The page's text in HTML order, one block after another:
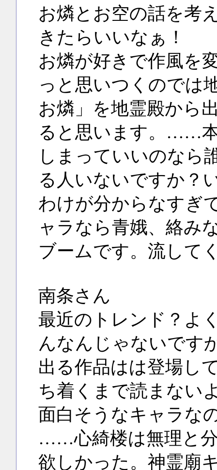
お燐とお空の話を考
きたらいいなぁ！
お燐が好きで作風
っと思いつくのでは
お燐」を地霊殿から
ると思います。……
しまっていいのなら
る人いないですか？
わけが分からなす
ャラなら青娥、絡み
ブームです。流して
南条さん
最近のトレンド？よ
んなんじゃないです
出る作品はは登場し
ち着くまで読まない
面白そうなキャラな
……心綺楼は無理と
欲しかった。神霊廟